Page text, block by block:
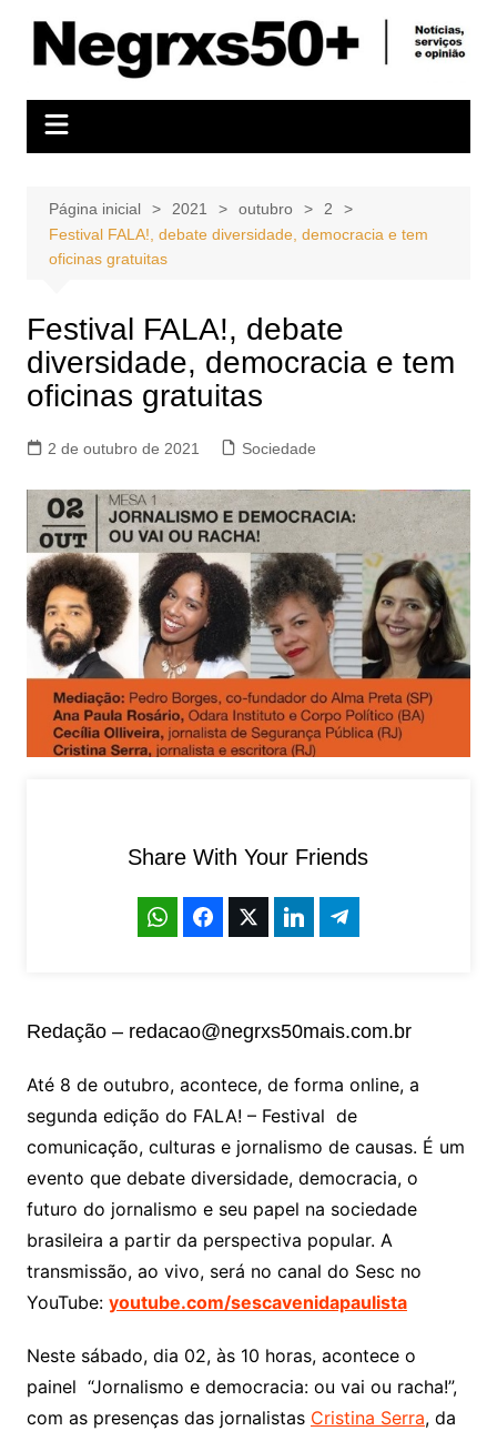
conteúdo
Página inicial 2021 outubro
2
Festival FALA!, debate diversidade, democracia e tem
oficinas gratuitas
Festival FALA!, debate
diversidade, democracia e tem
oficinas gratuitas
2 de outubro de 2021 Sociedade
Share With Your Friends
Redação – redacao@negrxs50mais.com.br
Até 8 de outubro, acontece, de forma online, a
segunda edição do FALA! – Festival de
comunicação, culturas e jornalismo de causas. É um
evento que debate diversidade, democracia, o
futuro do jornalismo e seu papel na sociedade
brasileira a partir da perspectiva popular. A
transmissão, ao vivo, será no canal do Sesc no
YouTube: youtube.com/sescavenidapaulista
Neste sábado, dia 02, às 10 horas, acontece o
painel “Jornalismo e democracia: ou vai ou racha!”,
com as presenças das jornalistas Cristina Serra, da